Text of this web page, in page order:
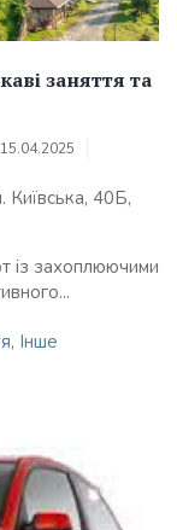
заняття та
15.04.2025
Київська, 40Б,
із захоплюючими
, Інше